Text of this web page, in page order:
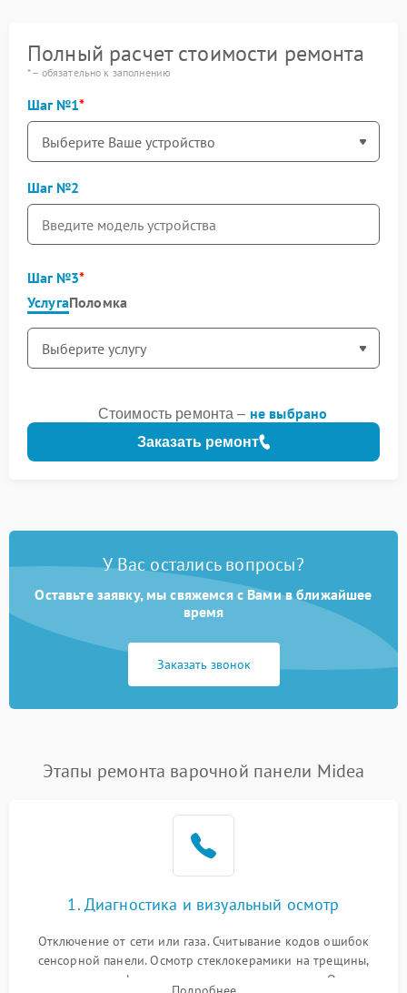
Полный расчет стоимости ремонта
* – обязательно к заполнению
Шаг №1
Шаг №2
Шаг №3
УслугаПоломка
Заказать ремонт
Стоимость ремонта – не выбрано
У Вас остались вопросы?
Оставьте заявку, мы свяжемся с Вами в ближайшее
время
Заказать звонок
Этапы ремонта варочной панели Midea
1. Диагностика и визуальный осмотр
Отключение от сети или газа. Считывание кодов ошибок
сенсорной панели. Осмотр стеклокерамики на трещины,
проверка конфорок на равномерность нагрева. Опрос